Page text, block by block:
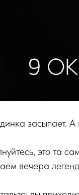
засыпает.
это та
вечера